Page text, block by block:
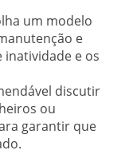
um modelo
e
e os
discutir
ou
garantir que